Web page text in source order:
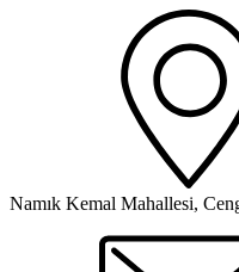
Namık Kemal Mahallesi,